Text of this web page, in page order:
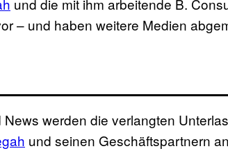
und die mit ihm arbeitende B.
– und haben weitere Medien
werden die verlangten
und seinen Geschäftspartnern